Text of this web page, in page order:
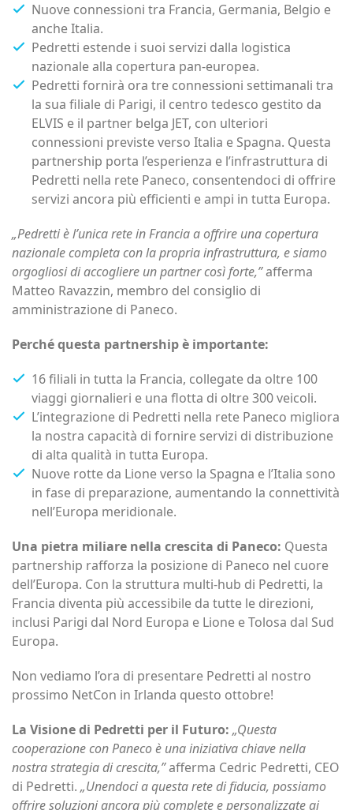
Nuove connessioni tra Francia, Germania, Belgio e
anche Italia.
Pedretti estende i suoi servizi dalla logistica
nazionale alla copertura pan-europea.
Pedretti fornirà ora tre connessioni settimanali tra
la sua filiale di Parigi, il centro tedesco gestito da
ELVIS e il partner belga JET, con ulteriori
connessioni previste verso Italia e Spagna. Questa
partnership porta l’esperienza e l’infrastruttura di
Pedretti nella rete Paneco, consentendoci di offrire
servizi ancora più efficienti e ampi in tutta Europa.
„Pedretti è l’unica rete in Francia a offrire una copertura
nazionale completa con la propria infrastruttura, e siamo
orgogliosi di accogliere un partner così forte,”afferma
Matteo Ravazzin, membro del consiglio di
amministrazione di Paneco.
Perché questa partnership è importante:
16 filiali in tutta la Francia, collegate da oltre 100
viaggi giornalieri e una flotta di oltre 300 veicoli.
L’integrazione di Pedretti nella rete Paneco migliora
la nostra capacità di fornire servizi di distribuzione
di alta qualità in tutta Europa.
Nuove rotte da Lione verso la Spagna e l’Italia sono
in fase di preparazione, aumentando la connettività
nell’Europa meridionale.
Una pietra miliare nella crescita di Paneco: Questa
partnership rafforza la posizione di Paneco nel cuore
dell’Europa. Con la struttura multi-hub di Pedretti, la
Francia diventa più accessibile da tutte le direzioni,
inclusi Parigi dal Nord Europa e Lione e Tolosa dal Sud
Europa.
Non vediamo l’ora di presentare Pedretti al nostro
prossimo NetCon in Irlanda questo ottobre!
La Visione di Pedretti per il Futuro: „Questa
cooperazione con Paneco è una iniziativa chiave nella
nostra strategia di crescita,”afferma Cedric Pedretti, CEO
di Pedretti. „Unendoci a questa rete di fiducia, possiamo
offrire soluzioni ancora più complete e personalizzate ai